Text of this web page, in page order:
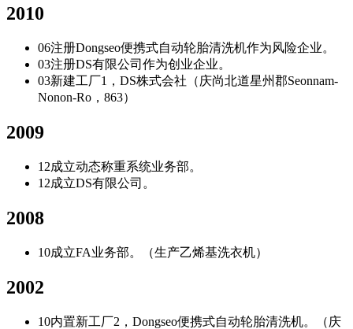
2010
06注册Dongseo便携式自动轮胎清洗机作为风险企业。
03注册DS有限公司作为创业企业。
03新建工厂1，DS株式会社（庆尚北道星州郡Seonnam-
Nonon-Ro，863）
2009
12成立动态称重系统业务部。
12成立DS有限公司。
2008
10成立FA业务部。（生产乙烯基洗衣机）
2002
10内置新工厂2，Dongseo便携式自动轮胎清洗机。（庆